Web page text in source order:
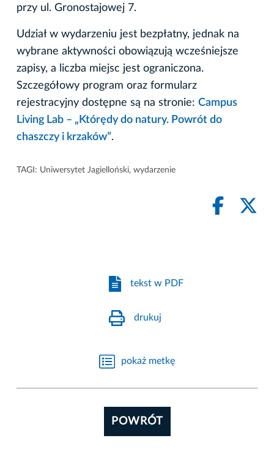
przy ul. Gronostajowej 7.
Udział w wydarzeniu jest bezpłatny, jednak na
wybrane aktywności obowiązują wcześniejsze
zapisy, a liczba miejsc jest ograniczona.
Szczegółowy program oraz formularz
rejestracyjny dostępne są na stronie: Campus
Living Lab – „Którędy do natury. Powrót do
chaszczy i krzaków”.
TAGI: Uniwersytet Jagielloński, wydarzenie
tekst w PDF
drukuj
pokaż metkę
POWRÓT